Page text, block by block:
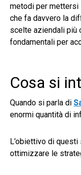
metodi per mettersi
che fa davvero la
scelte aziendali più
fondamentali per
Cosa si
Quando si parla di
enormi quantità di
L’obiettivo di
ottimizzare le